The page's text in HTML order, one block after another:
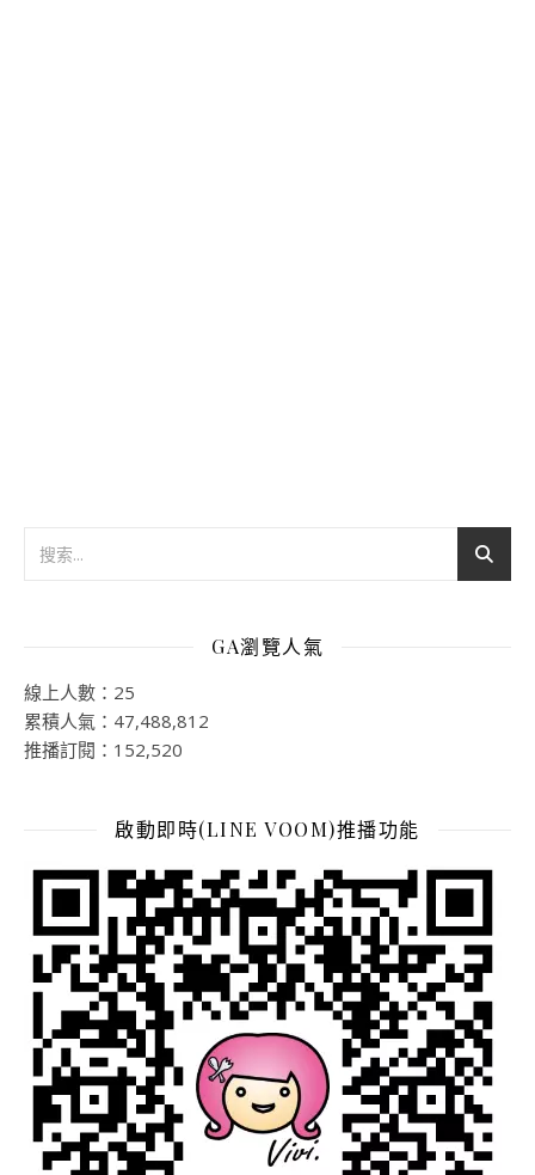
GA瀏覽人氣
線上人數：25
累積人氣：47,488,812
推播訂閱：152,520
啟動即時(LINE VOOM)推播功能